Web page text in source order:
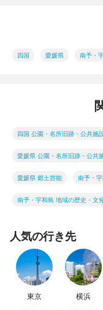
四国 愛媛県 南予・
四国 公園・名所旧跡・公共施
愛媛県 公園・名所旧跡・公共
愛媛県 郷土芸能 南予・
南予・宇和島 地域の歴史・文
人気の行き先
東京 横浜